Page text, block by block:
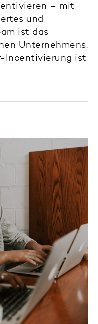
– mit
und
ist das
Unternehmens.
Incentivierung ist